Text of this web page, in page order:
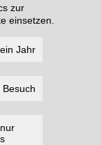
zur
einsetzen.
Jahr